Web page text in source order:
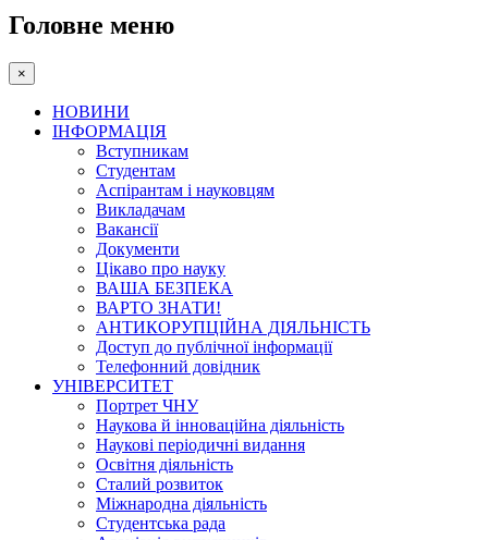
Головне меню
×
НОВИНИ
ІНФОРМАЦІЯ
Вступникам
Студентам
Аспірантам і науковцям
Викладачам
Вакансії
Документи
Цікаво про науку
ВАША БЕЗПЕКА
ВАРТО ЗНАТИ!
АНТИКОРУПЦІЙНА ДІЯЛЬНІСТЬ
Доступ до публічної інформації
Телефонний довідник
УНІВЕРСИТЕТ
Портрет ЧНУ
Наукова й інноваційна діяльність
Наукові періодичні видання
Освітня діяльність
Сталий розвиток
Міжнародна діяльність
Студентська рада